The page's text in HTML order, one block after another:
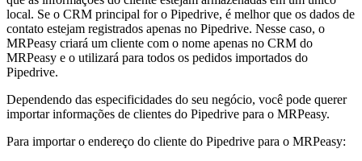
local. Se o CRM principal for o Pipedrive, é melhor que os dados de
contato estejam registrados apenas no Pipedrive. Nesse caso, o
MRPeasy criará um cliente com o nome apenas no CRM do
MRPeasy e o utilizará para todos os pedidos importados do
Pipedrive.
Dependendo das especificidades do seu negócio, você pode querer
importar informações de clientes do Pipedrive para o MRPeasy.
Para importar o endereço do cliente do Pipedrive para o MRPeasy: